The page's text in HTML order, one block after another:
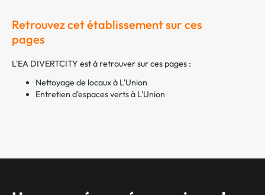
Retrouvez cet établissement sur ces
pages
L'EA DIVERTCITY est à retrouver sur ces pages :
Nettoyage de locaux à L'Union
Entretien d'espaces verts à L'Union